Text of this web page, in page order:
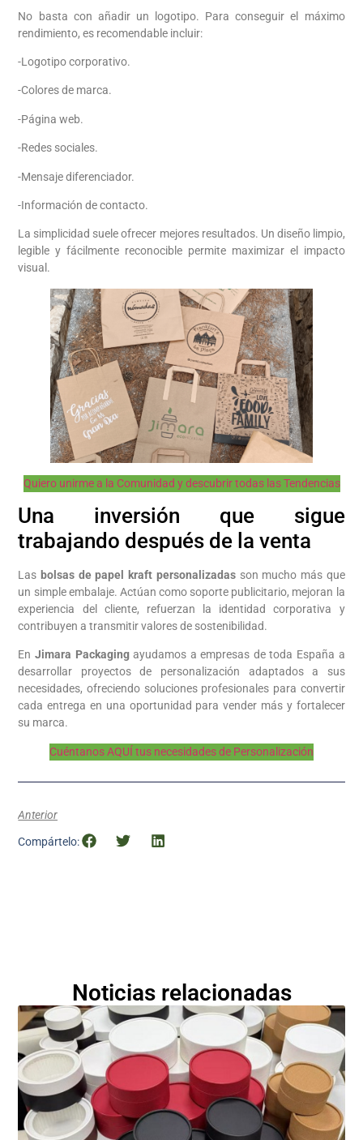
No basta con añadir un logotipo. Para conseguir el máximo
rendimiento, es recomendable incluir:
-Logotipo corporativo.
-Colores de marca.
-Página web.
-Redes sociales.
-Mensaje diferenciador.
-Información de contacto.
La simplicidad suele ofrecer mejores resultados. Un diseño limpio,
legible y fácilmente reconocible permite maximizar el impacto
visual.
Quiero unirme a la Comunidad y descubrir todas las Tendencias
Una inversión que sigue
trabajando después de la venta
Las bolsas de papel kraft personalizadasson mucho más que
un simple embalaje. Actúan como soporte publicitario, mejoran la
experiencia del cliente, refuerzan la identidad corporativa y
contribuyen a transmitir valores de sostenibilidad.
En Jimara Packagingayudamos a empresas de toda España a
desarrollar proyectos de personalización adaptados a sus
necesidades, ofreciendo soluciones profesionales para convertir
cada entrega en una oportunidad para vender más y fortalecer
su marca.
Cuéntanos AQUÍ tus necesidades de Personalización
Anterior
Compártelo:
Noticias relacionadas